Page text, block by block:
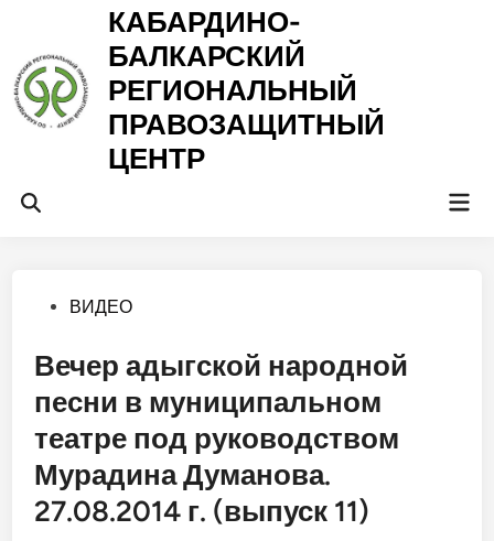
содержимому
КАБАРДИНО-
БАЛКАРСКИЙ
РЕГИОНАЛЬНЫЙ
ПРАВОЗАЩИТНЫЙ
ЦЕНТР
Открыть
Опубликовано
ВИДЕО
Вечер адыгской народной
песни в муниципальном
театре под руководством
Мурадина Думанова.
27.08.2014 г. (выпуск 11)